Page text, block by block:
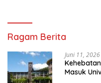
Ragam Berita
Juni 11, 2026
Masuk